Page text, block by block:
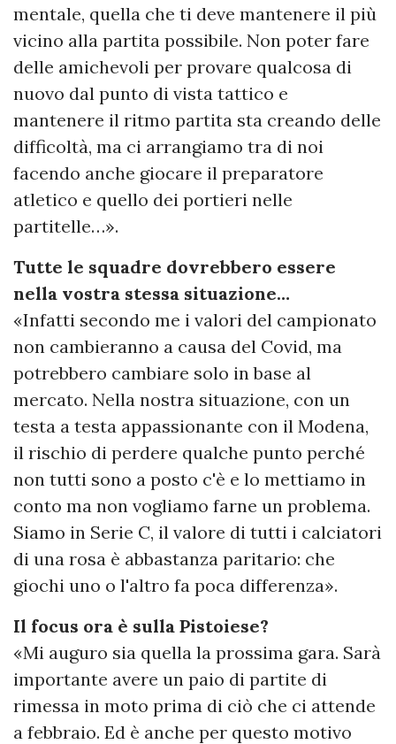
mentale, quella che ti deve mantenere il più
vicino alla partita possibile. Non poter fare
delle amichevoli per provare qualcosa di
nuovo dal punto di vista tattico e
mantenere il ritmo partita sta creando delle
difficoltà, ma ci arrangiamo tra di noi
facendo anche giocare il preparatore
atletico e quello dei portieri nelle
partitelle…».
Tutte le squadre dovrebbero essere
nella vostra stessa situazione…
«Infatti secondo me i valori del campionato
non cambieranno a causa del Covid, ma
potrebbero cambiare solo in base al
mercato. Nella nostra situazione, con un
testa a testa appassionante con il Modena,
il rischio di perdere qualche punto perché
non tutti sono a posto c'è e lo mettiamo in
conto ma non vogliamo farne un problema.
Siamo in Serie C, il valore di tutti i calciatori
di una rosa è abbastanza paritario: che
giochi uno o l'altro fa poca differenza».
Il focus ora è sulla Pistoiese?
«Mi auguro sia quella la prossima gara. Sarà
importante avere un paio di partite di
rimessa in moto prima di ciò che ci attende
a febbraio. Ed è anche per questo motivo